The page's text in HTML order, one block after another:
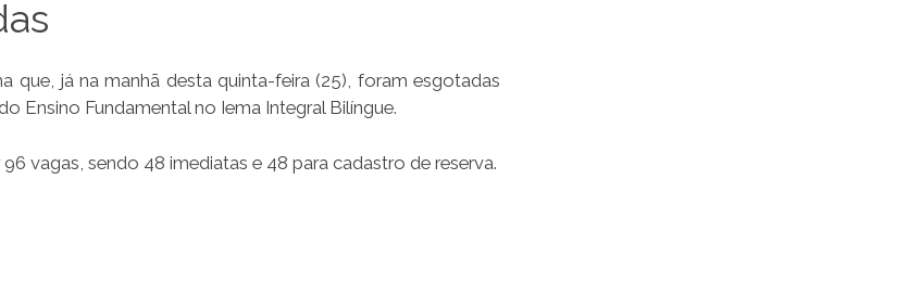
que, já na manhã desta quinta-feira (25), foram esgotadas
Ensino Fundamental no Iema Integral Bilíngue.
vagas, sendo 48 imediatas e 48 para cadastro de reserva.